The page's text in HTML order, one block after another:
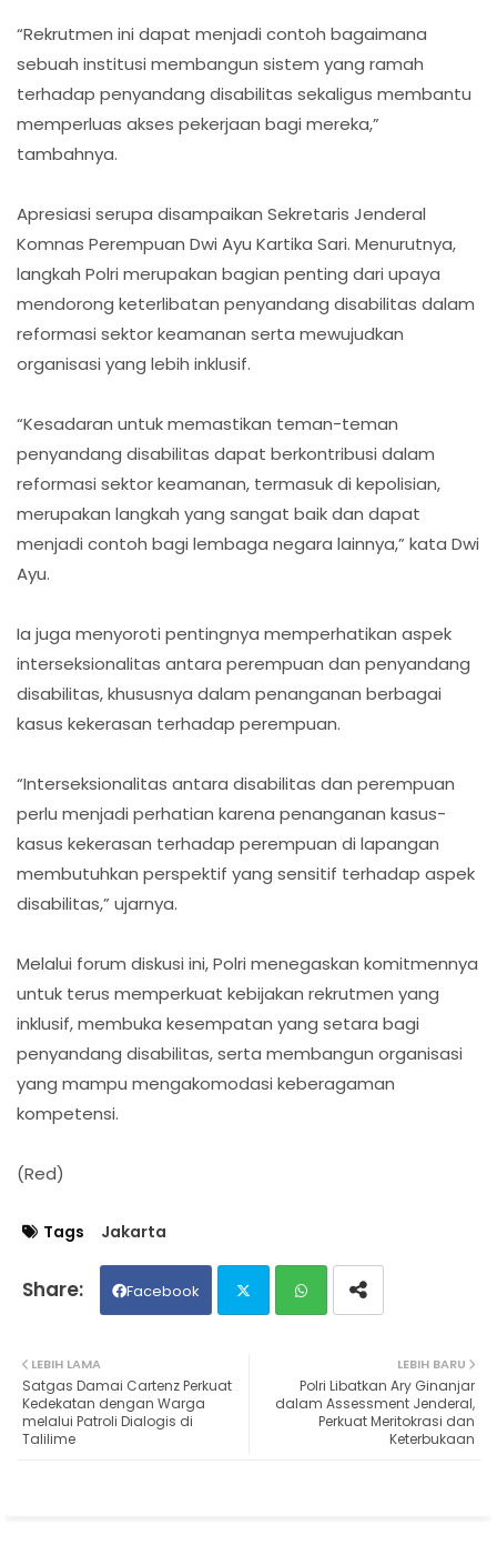
“Rekrutmen ini dapat menjadi contoh bagaimana
sebuah institusi membangun sistem yang ramah
terhadap penyandang disabilitas sekaligus membantu
memperluas akses pekerjaan bagi mereka,”
tambahnya.
Apresiasi serupa disampaikan Sekretaris Jenderal
Komnas Perempuan Dwi Ayu Kartika Sari. Menurutnya,
langkah Polri merupakan bagian penting dari upaya
mendorong keterlibatan penyandang disabilitas dalam
reformasi sektor keamanan serta mewujudkan
organisasi yang lebih inklusif.
“Kesadaran untuk memastikan teman-teman
penyandang disabilitas dapat berkontribusi dalam
reformasi sektor keamanan, termasuk di kepolisian,
merupakan langkah yang sangat baik dan dapat
menjadi contoh bagi lembaga negara lainnya,” kata Dwi
Ayu.
Ia juga menyoroti pentingnya memperhatikan aspek
interseksionalitas antara perempuan dan penyandang
disabilitas, khususnya dalam penanganan berbagai
kasus kekerasan terhadap perempuan.
“Interseksionalitas antara disabilitas dan perempuan
perlu menjadi perhatian karena penanganan kasus-
kasus kekerasan terhadap perempuan di lapangan
membutuhkan perspektif yang sensitif terhadap aspek
disabilitas,” ujarnya.
Melalui forum diskusi ini, Polri menegaskan komitmennya
untuk terus memperkuat kebijakan rekrutmen yang
inklusif, membuka kesempatan yang setara bagi
penyandang disabilitas, serta membangun organisasi
yang mampu mengakomodasi keberagaman
kompetensi.
(Red)
Tags Jakarta
Facebook
ats
LEBIH BARU
Polri Libatkan Ary Ginanjar
dalam Assessment Jenderal,
Perkuat Meritokrasi dan
Keterbukaan
LEBIH LAMA
Satgas Damai Cartenz Perkuat
Kedekatan dengan Warga
melalui Patroli Dialogis di
Talilime